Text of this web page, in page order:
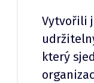
Vytvořili
který